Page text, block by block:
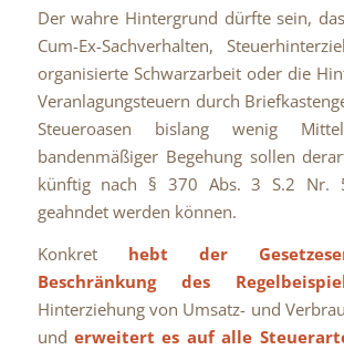
Der wahre Hintergrund dürfte sein,
Cum-Ex-Sachverhalten,
organisierte Schwarzarbeit oder die
Veranlagungsteuern durch
Steueroasen bislang wenig
bandenmäßiger Begehung sollen
künftig nach § 370 Abs. 3 S.2 Nr.
geahndet werden können.
Konkret hebt der
Beschränkung des
Hinterziehung von Umsatz- und
und erweitert es auf alle